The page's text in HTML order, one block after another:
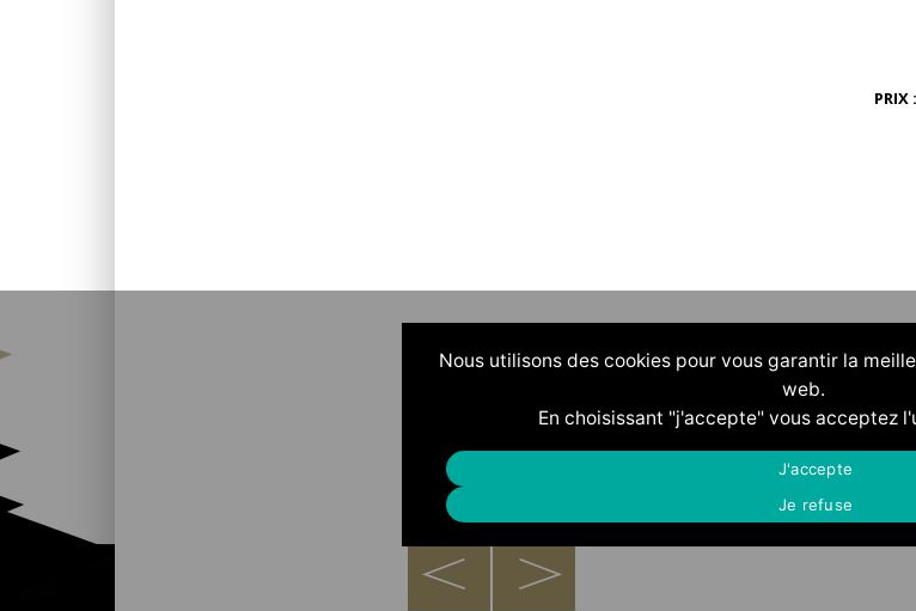
PRIX :
Nous utilisons des cookies pour vous garantir la
web.
En choisissant "j'accepte" vous acceptez
J'accepte
Je refuse